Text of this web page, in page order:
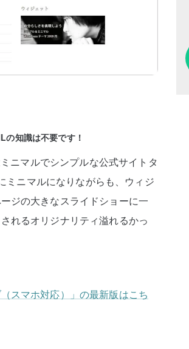
の知識は不要です！
ニマルでシンプルな公式サイトタ
ミニマルになりながらも、ウィジ
ジの大きなスライドショーに一
れるオリジナリティ溢れるかっ
（スマホ対応）」の最新版はこち